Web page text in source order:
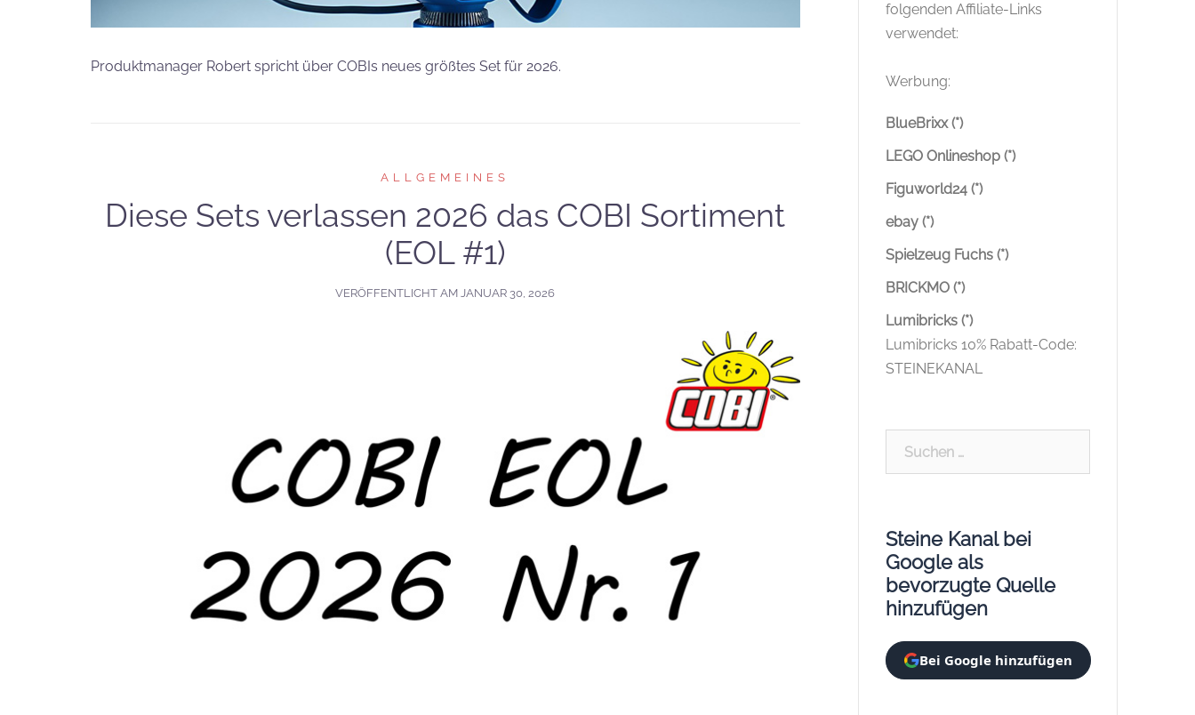
Produktmanager Robert spricht über COBIs neues größtes Set für 2026.
ALLGEMEINES
Diese Sets verlassen 2026 das COBI Sortiment
(EOL #1)
VERÖFFENTLICHT AM JANUAR 30, 2026
folgenden Affiliate-Links
verwendet:
Werbung:
BlueBrixx (*)
LEGO Onlineshop (*)
Figuworld24 (*)
ebay (*)
Spielzeug Fuchs (*)
BRICKMO (*)
Lumibricks (*)
Lumibricks 10% Rabatt-Code:
STEINEKANAL
Steine Kanal bei
Google als
bevorzugte Quelle
hinzufügen
Bei Google hinzufügen